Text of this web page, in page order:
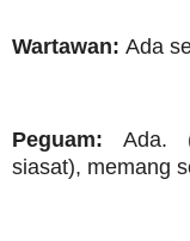
Wartawan: Ada
Peguam: Ada.
siasat), memang